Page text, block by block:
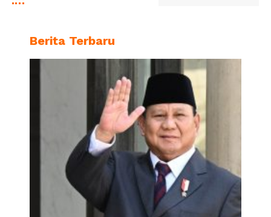
Berita Terbaru